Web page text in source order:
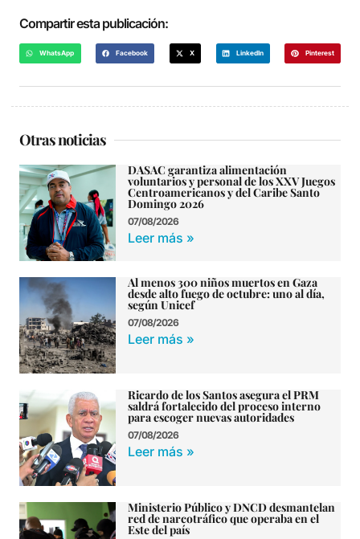
Compartir esta publicación:
WhatsApp Facebook X LinkedIn Pinterest
Otras noticias
DASAC garantiza alimentación
voluntarios y personal de los XXV Juegos
Centroamericanos y del Caribe Santo
Domingo 2026
07/08/2026
Leer más »
Al menos 300 niños muertos en Gaza
desde alto fuego de octubre: uno al día,
según Unicef
07/08/2026
Leer más »
Ricardo de los Santos asegura el PRM
saldrá fortalecido del proceso interno
para escoger nuevas autoridades
07/08/2026
Leer más »
Ministerio Público y DNCD desmantelan
red de narcotráfico que operaba en el
Este del país